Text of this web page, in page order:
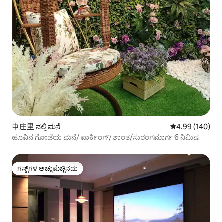
中庄里 ನಲ್ಲಿ ಮನೆ 5 ರಲ್ಲಿ 4.99
4.99 (140)
ಹೂವಿನ ಗೋಡೆಯ ಮನೆ/ ಪಾರ್ಕಿಂಗ್/ ಶಾಂತ/ಸುರಂಗಮಾರ್ಗ 6 ನಿಮಿಷ
ಗೆಸ್ಟ್‌ಗಳ ಅಚ್ಚುಮೆಚ್ಚಿನದು
ಗೆಸ್ಟ್‌ಗಳ ಅಚ್ಚುಮೆಚ್ಚಿನದು